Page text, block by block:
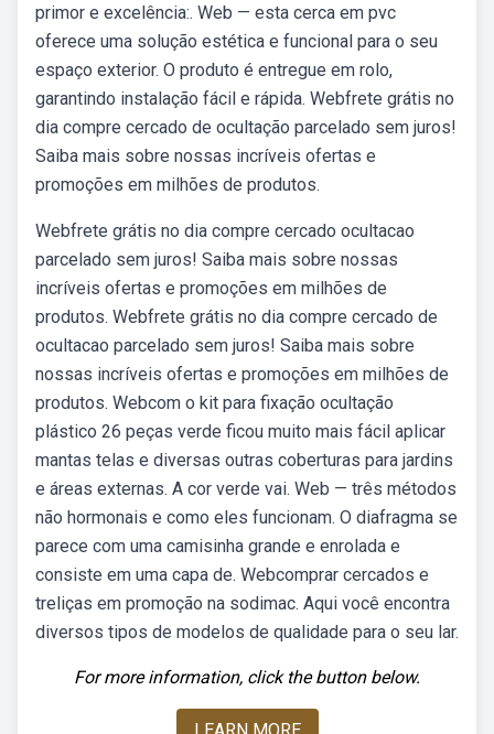
primor e excelência:. Web — esta cerca em pvc
oferece uma solução estética e funcional para o seu
espaço exterior. O produto é entregue em rolo,
garantindo instalação fácil e rápida. Webfrete grátis no
dia compre cercado de ocultação parcelado sem juros!
Saiba mais sobre nossas incríveis ofertas e
promoções em milhões de produtos.
Webfrete grátis no dia compre cercado ocultacao
parcelado sem juros! Saiba mais sobre nossas
incríveis ofertas e promoções em milhões de
produtos. Webfrete grátis no dia compre cercado de
ocultacao parcelado sem juros! Saiba mais sobre
nossas incríveis ofertas e promoções em milhões de
produtos. Webcom o kit para fixação ocultação
plástico 26 peças verde ficou muito mais fácil aplicar
mantas telas e diversas outras coberturas para jardins
e áreas externas. A cor verde vai. Web — três métodos
não hormonais e como eles funcionam. O diafragma se
parece com uma camisinha grande e enrolada e
consiste em uma capa de. Webcomprar cercados e
treliças em promoção na sodimac. Aqui você encontra
diversos tipos de modelos de qualidade para o seu lar.
For more information, click the button below.